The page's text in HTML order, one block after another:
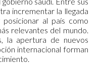
incrementar la llegada
al país como
relevantes del mundo.
la apertura de nuevos
internacional forman